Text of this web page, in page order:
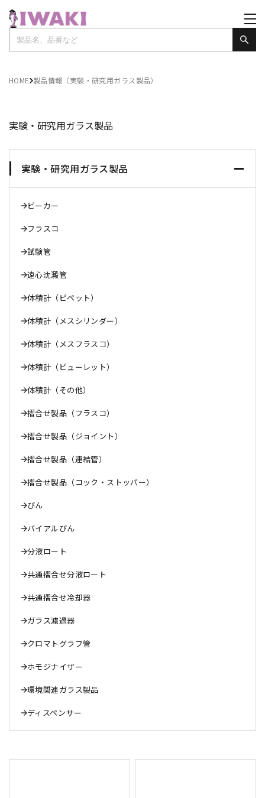
HOME 製品情報（実験・研究用ガラス製品）
実験・研究用ガラス製品
実験・研究用ガラス製品
ビーカー
フラスコ
試験管
遠心沈澱管
体積計（ピペット）
体積計（メスシリンダー）
体積計（メスフラスコ）
体積計（ビューレット）
体積計（その他）
摺合せ製品（フラスコ）
摺合せ製品（ジョイント）
摺合せ製品（連結管）
摺合せ製品（コック・ストッパー）
びん
バイアルびん
分液ロート
共通摺合せ分液ロート
共通摺合せ冷却器
ガラス濾過器
クロマトグラフ管
ホモジナイザー
環境関連ガラス製品
ディスペンサー